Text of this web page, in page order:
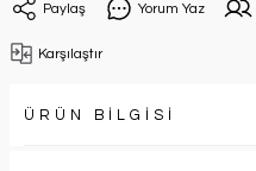
Paylaş Yorum Yaz
Karşılaştır
ÜRÜN BİLGİSİ